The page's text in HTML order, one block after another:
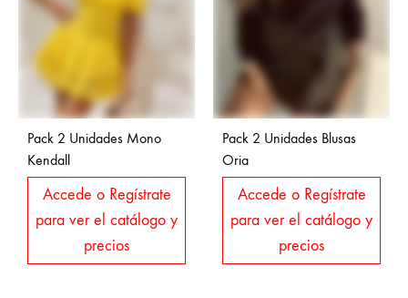
Pack 2 Unidades Mono
Kendall
Accede o Regístrate
para ver el catálogo y
precios
Pack 2 Unidades Blusas
Oria
Accede o Regístrate
para ver el catálogo y
precios